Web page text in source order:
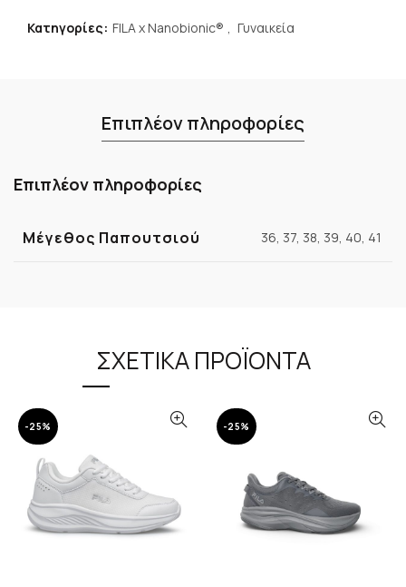
Κατηγορίες: FILA x Nanobionic® , Γυναικεία
Επιπλέον πληροφορίες
Επιπλέον πληροφορίες
Μέγεθος Παπουτσιού 36, 37, 38, 39, 40, 41
ΣΧΕΤΙΚΆ ΠΡΟΪΌΝΤΑ
-25% -25%